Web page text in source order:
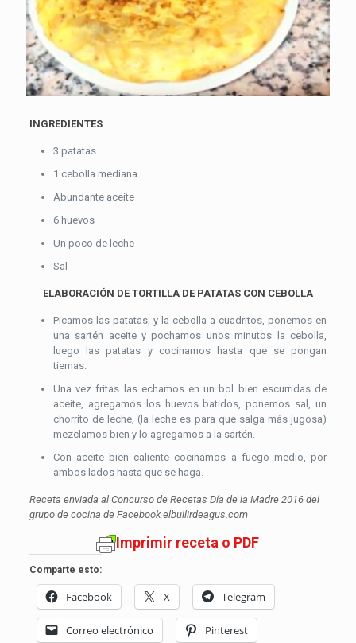
INGREDIENTES
3 patatas
1 cebolla mediana
Abundante aceite
6 huevos
Un poco de leche
Sal
ELABORACIÓN DE TORTILLA DE PATATAS CON CEBOLLA
Picamos las patatas, y la cebolla a cuadritos, ponemos en
una sartén aceite y pochamos unos minutos la cebolla,
luego las patatas y cocinamos hasta que se pongan
tiernas.
Una vez fritas las echamos en un bol bien escurridas de
aceite, agregamos los huevos batidos, ponemos sal, un
chorrito de leche, (la leche es para que salga más jugosa)
mezclamos bien y lo agregamos a la sartén.
Con aceite bien caliente cocinamos a fuego medio, por
ambos lados hasta que se haga.
Receta enviada al Concurso de Recetas Día de la Madre 2016 del
grupo de cocina de Facebook elbullirdeagus.com
Imprimir receta o PDF
Comparte esto:
Facebook X Telegram
Correo electrónico Pinterest